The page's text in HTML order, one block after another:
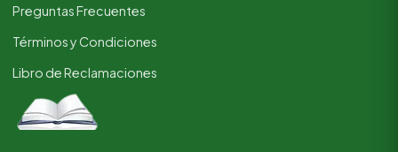
Preguntas Frecuentes
Términos y Condiciones
Libro de Reclamaciones